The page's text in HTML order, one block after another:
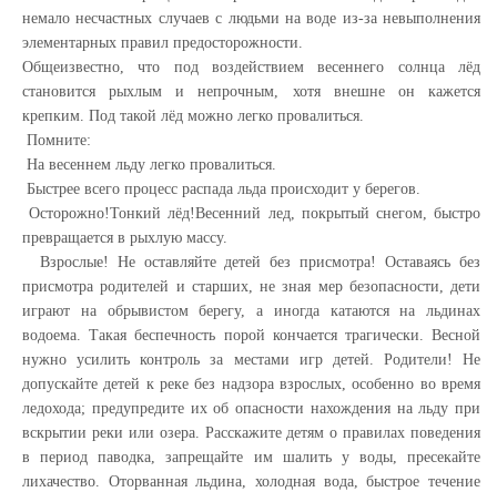
немало несчастных случаев с людьми на воде из-за невыполнения
элементарных правил предосторожности.
Общеизвестно, что под воздействием весеннего солнца лёд
становится рыхлым и непрочным, хотя внешне он кажется
крепким. Под такой лёд можно легко провалиться.
Помните:
На весеннем льду легко провалиться.
Быстрее всего процесс распада льда происходит у берегов.
Осторожно!Тонкий лёд!Весенний лед, покрытый снегом, быстро
превращается в рыхлую массу.
Взрослые! Не оставляйте детей без присмотра! Оставаясь без
присмотра родителей и старших, не зная мер безопасности, дети
играют на обрывистом берегу, а иногда катаются на льдинах
водоема. Такая беспечность порой кончается трагически. Весной
нужно усилить контроль за местами игр детей. Родители! Не
допускайте детей к реке без надзора взрослых, особенно во время
ледохода; предупредите их об опасности нахождения на льду при
вскрытии реки или озера. Расскажите детям о правилах поведения
в период паводка, запрещайте им шалить у воды, пресекайте
лихачество. Оторванная льдина, холодная вода, быстрое течение